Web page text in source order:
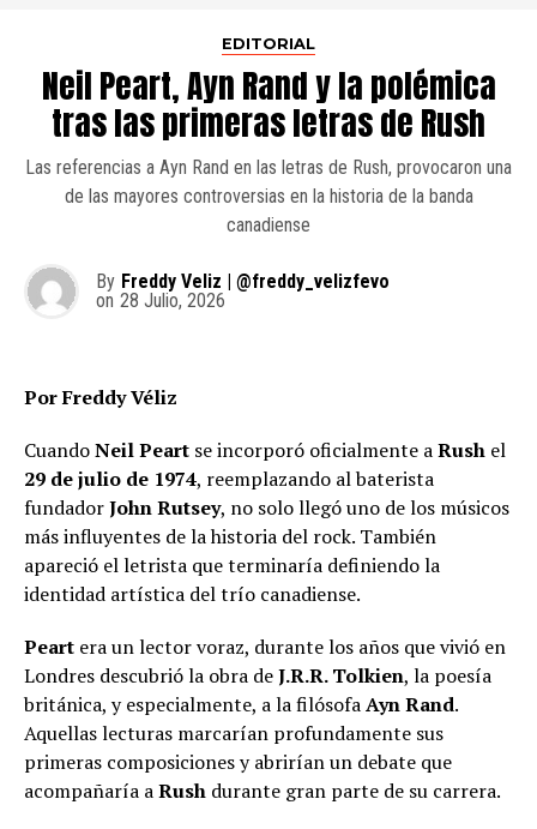
EDITORIAL
Neil Peart, Ayn Rand y la polémica
tras las primeras letras de Rush
Las referencias a Ayn Rand en las letras de Rush, provocaron una
de las mayores controversias en la historia de la banda
canadiense
By Freddy Veliz | @freddy_velizfevo
on 28 Julio, 2026
Por Freddy Véliz
CuandoNeil Peart se incorporó oficialmente aRush el
29 de julio de 1974, reemplazando al baterista
fundadorJohn Rutsey, no solo llegó uno de los músicos
más influyentes de la historia del rock. También
apareció el letrista que terminaría definiendo la
identidad artística del trío canadiense.
Peart era un lector voraz, durante los años que vivió en
Londres descubrió la obra deJ.R.R. Tolkien, la poesía
británica, y especialmente, a la filósofaAyn Rand.
Aquellas lecturas marcarían profundamente sus
primeras composiciones y abrirían un debate que
acompañaría aRush durante gran parte de su carrera.